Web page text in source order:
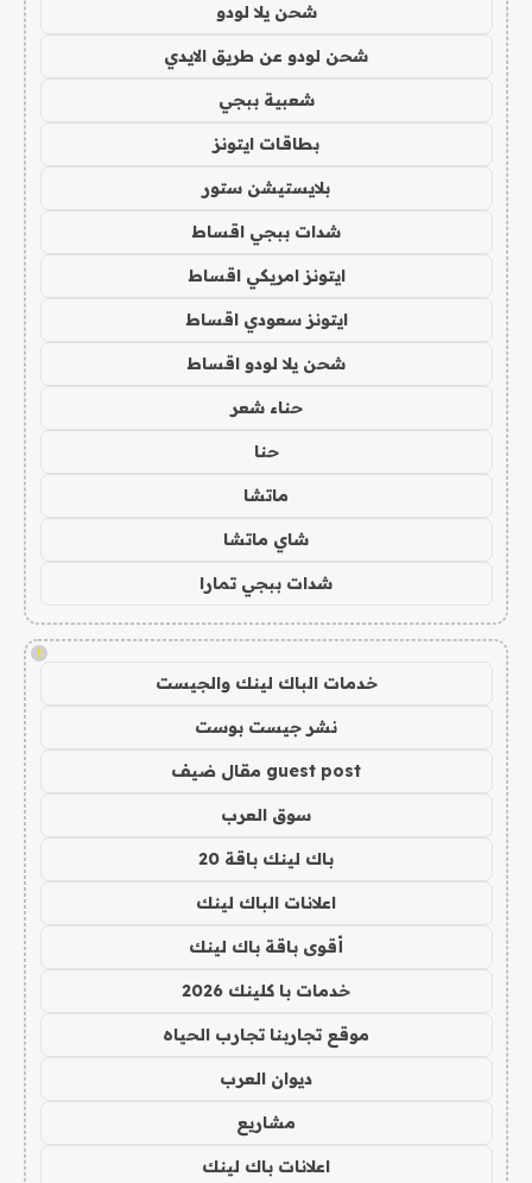
شحن يلا لودو
شحن لودو عن طريق الايدي
شعبية ببجي
بطاقات ايتونز
بلايستيشن ستور
شدات ببجي اقساط
ايتونز امريكي اقساط
ايتونز سعودي اقساط
شحن يلا لودو اقساط
حناء شعر
حنا
ماتشا
شاي ماتشا
شدات ببجي تمارا
!
خدمات الباك لينك والجيست
نشر جيست بوست
guest post مقال ضيف
سوق العرب
باك لينك باقة 20
اعلانات الباك لينك
أقوى باقة باك لينك
خدمات با كلينك 2026
موقع تجاربنا تجارب الحياه
ديوان العرب
مشاريع
اعلانات باك لينك